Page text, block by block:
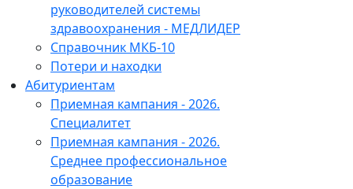
руководителей системы
здравоохранения - МЕДЛИДЕР
Справочник МКБ-10
Потери и находки
Абитуриентам
Приемная кампания - 2026.
Специалитет
Приемная кампания - 2026.
Среднее профессиональное
образование